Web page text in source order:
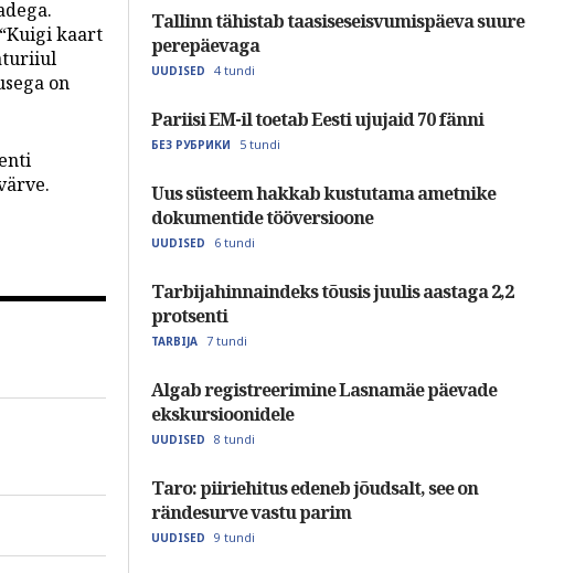
kaart
on
Tallinn tähistab taasiseseisvumispäeva suure
perepäevaga
UUDISED 4 tundi
Pariisi EM-il toetab Eesti ujujaid 70 fänni
БЕЗ РУБРИКИ 5 tundi
Uus süsteem hakkab kustutama ametnike
dokumentide tööversioone
UUDISED 6 tundi
Tarbijahinnaindeks tõusis juulis aastaga 2,2
protsenti
TARBIJA 7 tundi
Algab registreerimine Lasnamäe päevade
ekskursioonidele
UUDISED 8 tundi
Taro: piiriehitus edeneb jõudsalt, see on
rändesurve vastu parim
UUDISED 9 tundi